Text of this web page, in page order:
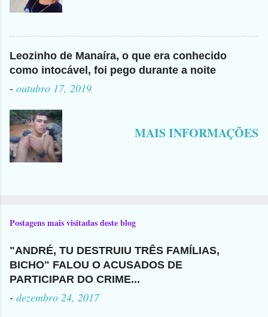
Leozinho de Manaíra, o que era conhecido
como intocável, foi pego durante a noite
- outubro 17, 2019
MAIS INFORMAÇÕES
Postagens mais visitadas deste blog
"ANDRÉ, TU DESTRUIU TRÊS FAMÍLIAS,
BICHO" FALOU O ACUSADOS DE
PARTICIPAR DO CRIME...
- dezembro 24, 2017